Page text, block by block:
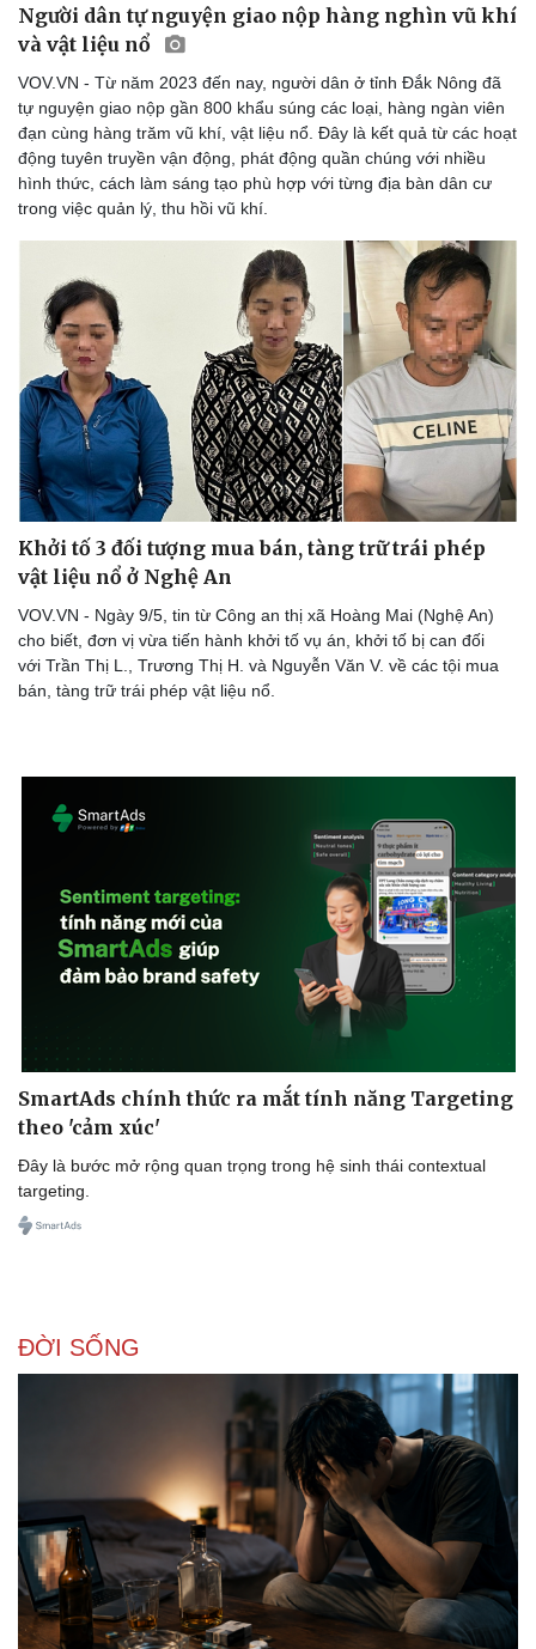
Doanh nghiệp 24h
Doanh nhân
Trải nghiệm
Chuyển đổi số
Người dân tự nguyện giao nộp hàng nghìn vũ khí
và vật liệu nổ
VOV.VN - Từ năm 2023 đến nay, người dân ở tỉnh Đắk Nông đã
tự nguyện giao nộp gần 800 khẩu súng các loại, hàng ngàn viên
đạn cùng hàng trăm vũ khí, vật liệu nổ. Đây là kết quả từ các hoạt
động tuyên truyền vận động, phát động quần chúng với nhiều
hình thức, cách làm sáng tạo phù hợp với từng địa bàn dân cư
trong việc quản lý, thu hồi vũ khí.
Khởi tố 3 đối tượng mua bán, tàng trữ trái phép
vật liệu nổ ở Nghệ An
VOV.VN - Ngày 9/5, tin từ Công an thị xã Hoàng Mai (Nghệ An)
cho biết, đơn vị vừa tiến hành khởi tố vụ án, khởi tố bị can đối
với Trần Thị L., Trương Thị H. và Nguyễn Văn V. về các tội mua
bán, tàng trữ trái phép vật liệu nổ.
SmartAds chính thức ra mắt tính năng Targeting
theo 'cảm xúc'
Đây là bước mở rộng quan trọng trong hệ sinh thái contextual
targeting.
ĐỜI SỐNG